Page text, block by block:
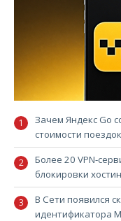
Зачем Яндекс Go
стоимости поездок
Более 20 VPN-
блокировки
В Сети появился
идентификатора